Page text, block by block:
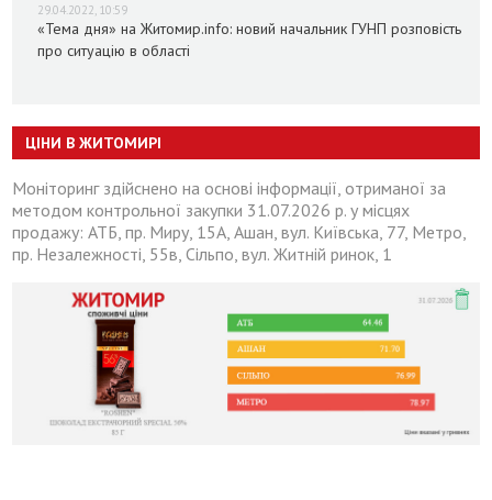
29.04.2022, 10:59
«Тема дня» на Житомир.info: новий начальник ГУНП розповість
про ситуацію в області
ЦІНИ В ЖИТОМИРІ
Моніторинг здійснено на основі інформації, отриманої за
методом контрольної закупки 31.07.2026 р. у місцях
продажу: АТБ, пр. Миру, 15А, Ашан, вул. Київська, 77, Метро,
пр. Незалежності, 55в, Сільпо, вул. Житній ринок, 1